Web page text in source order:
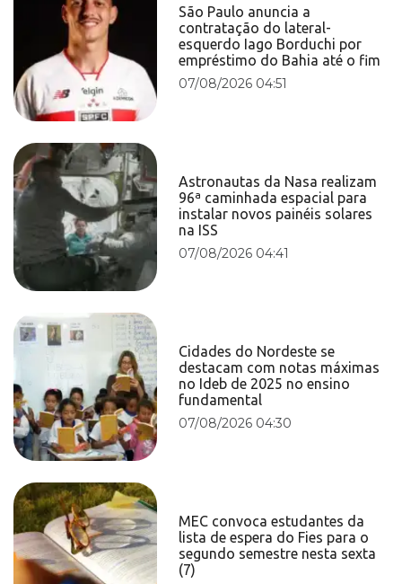
São Paulo anuncia a
contratação do lateral-
esquerdo Iago Borduchi por
empréstimo do Bahia até o fim
07/08/2026 04:51
Astronautas da Nasa realizam
96ª caminhada espacial para
instalar novos painéis solares
na ISS
07/08/2026 04:41
Cidades do Nordeste se
destacam com notas máximas
no Ideb de 2025 no ensino
fundamental
07/08/2026 04:30
MEC convoca estudantes da
lista de espera do Fies para o
segundo semestre nesta sexta
(7)